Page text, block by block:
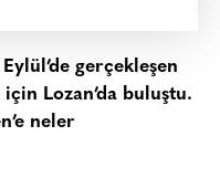
gerçekleşen
Lozan’da buluştu.
neler